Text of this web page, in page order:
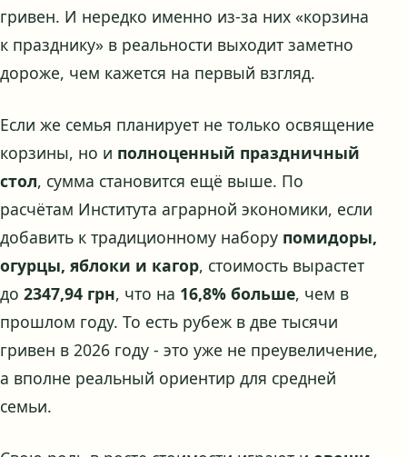
гривен. И нередко именно из-за них «корзина
к празднику» в реальности выходит заметно
дороже, чем кажется на первый взгляд.
Если же семья планирует не только освящение
корзины, но и полноценный праздничный
стол, сумма становится ещё выше. По
расчётам Института аграрной экономики, если
добавить к традиционному набору помидоры,
огурцы, яблоки и кагор, стоимость вырастет
до 2347,94 грн, что на 16,8% больше, чем в
прошлом году. То есть рубеж в две тысячи
гривен в 2026 году - это уже не преувеличение,
а вполне реальный ориентир для средней
семьи.